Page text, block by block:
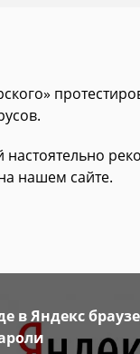
настоятельно
нашем сайте.
в Яндекс